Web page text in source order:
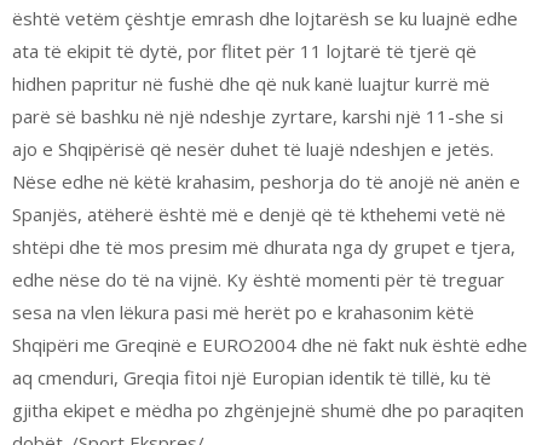
është vetëm çështje emrash dhe lojtarësh se ku luajnë edhe
ata të ekipit të dytë, por flitet për 11 lojtarë të tjerë që
hidhen papritur në fushë dhe që nuk kanë luajtur kurrë më
parë së bashku në një ndeshje zyrtare, karshi një 11-she si
ajo e Shqipërisë që nesër duhet të luajë ndeshjen e jetës.
Nëse edhe në këtë krahasim, peshorja do të anojë në anën e
Spanjës, atëherë është më e denjë që të kthehemi vetë në
shtëpi dhe të mos presim më dhurata nga dy grupet e tjera,
edhe nëse do të na vijnë. Ky është momenti për të treguar
sesa na vlen lëkura pasi më herët po e krahasonim këtë
Shqipëri me Greqinë e EURO2004 dhe në fakt nuk është edhe
aq cmenduri, Greqia fitoi një Europian identik të tillë, ku të
gjitha ekipet e mëdha po zhgënjejnë shumë dhe po paraqiten